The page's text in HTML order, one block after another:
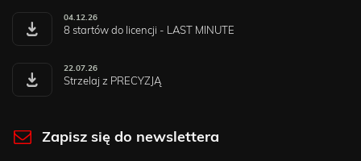
04.12.26
8 startów do licencji - LAST MINUTE
22.07.26
Strzelaj z PRECYZJĄ
Zapisz się do newslettera